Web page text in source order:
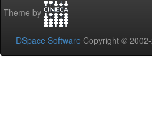
Theme by
DSpace Software Copyright ©